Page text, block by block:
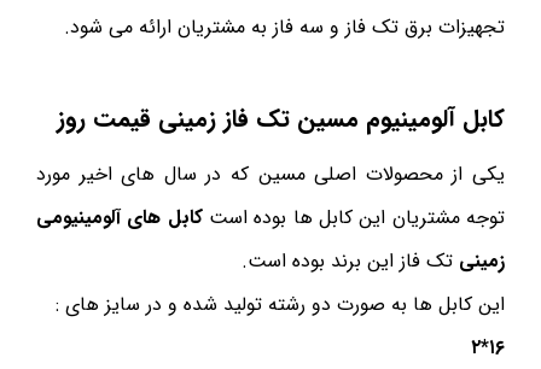
تجهیزات برق تک فاز و سه فاز به مشتریان ارائه می شود.
کابل آلومینیوم مسین تک فاز زمینی قیمت روز
یکی از محصولات اصلی مسین که در سال های اخیر مورد
توجه مشتریان این کابل ها بوده استکابل های آلومینیومی
زمینی تک فاز این برند بوده است.
این کابل ها به صورت دو رشته تولید شده و در سایز های :
۱۶*۲